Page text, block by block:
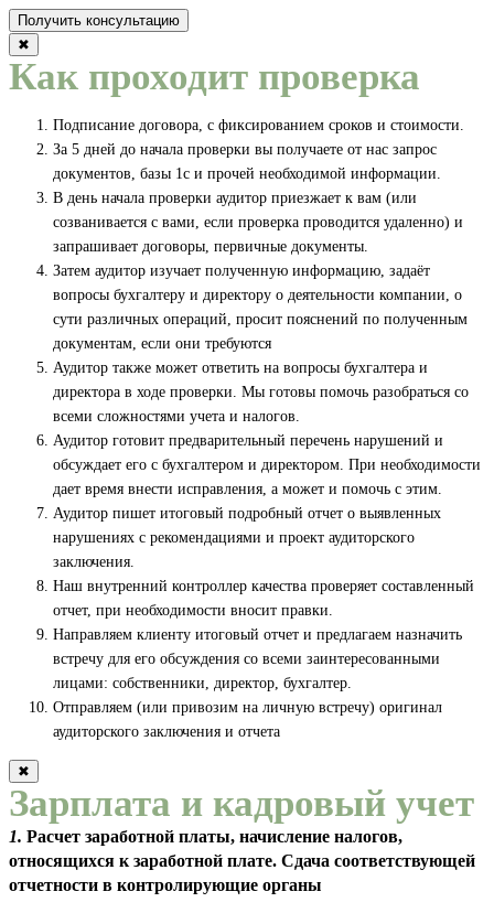
✖
Как проходит проверка
Подписание договора, с фиксированием сроков и стоимости.
За 5 дней до начала проверки вы получаете от нас запрос
документов, базы 1с и прочей необходимой информации.
В день начала проверки аудитор приезжает к вам (или
созванивается с вами, если проверка проводится удаленно) и
запрашивает договоры, первичные документы.
Затем аудитор изучает полученную информацию, задаёт
вопросы бухгалтеру и директору о деятельности компании, о
сути различных операций, просит пояснений по полученным
документам, если они требуются
Аудитор также может ответить на вопросы бухгалтера и
директора в ходе проверки. Мы готовы помочь разобраться со
всеми сложностями учета и налогов.
Аудитор готовит предварительный перечень нарушений и
обсуждает его с бухгалтером и директором. При необходимости
дает время внести исправления, а может и помочь с этим.
Аудитор пишет итоговый подробный отчет о выявленных
нарушениях с рекомендациями и проект аудиторского
заключения.
Наш внутренний контроллер качества проверяет составленный
отчет, при необходимости вносит правки.
Направляем клиенту итоговый отчет и предлагаем назначить
встречу для его обсуждения со всеми заинтересованными
лицами: собственники, директор, бухгалтер.
Отправляем (или привозим на личную встречу) оригинал
аудиторского заключения и отчета
✖
Зарплата и кадровый учет
1. Расчет заработной платы, начисление налогов,
относящихся к заработной плате. Сдача соответствующей
отчетности в контролирующие органы